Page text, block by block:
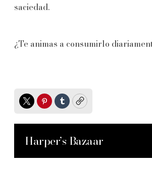
saciedad.
¿Te animas a consumirlo
TwitterPinterest
TumblrCopy
Harper’s Bazaar